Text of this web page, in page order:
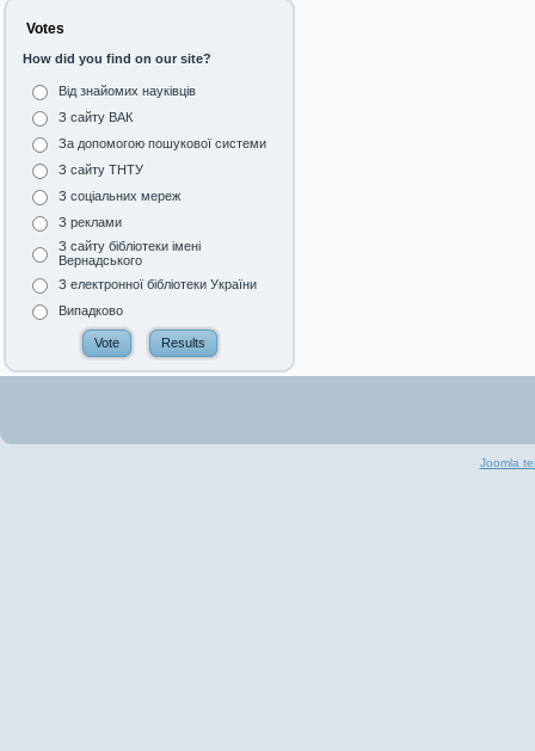
Votes
How did you find on our site?
Від знайомих науківців
З сайту ВАК
За допомогою пошукової системи
З сайту ТНТУ
З соціальних мереж
З реклами
З сайту бібліотеки імені
Вернадського
З електронної бібліотеки України
Випадково
Joomla